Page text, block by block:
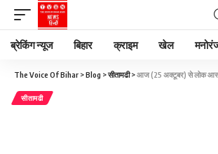
ब्रेकिंग न्यूज बिहार क्राइम खेल
The Voice Of Bihar >Blog >सीतामढी>आज (25 अक्टूबर) से लोक आस्था के महान
सीतामढी